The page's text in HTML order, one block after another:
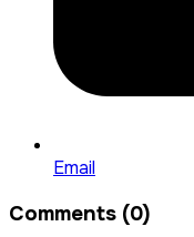
Email
Comments (0)